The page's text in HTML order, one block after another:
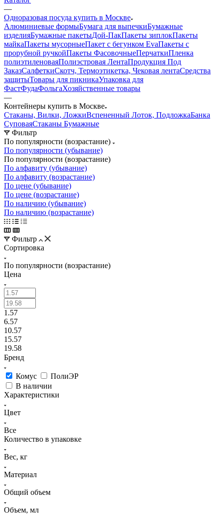
—
Одноразовая посуда купить в Москве
Алюминиевые формыБумага для выпечкиБумажные
изделияБумажные пакетыДой-ПакПакеты зиплокПакеты
майкаПакеты мусорныеПакет с бегунком EvaПакеты с
прорубной ручкойПакеты ФасовочныеПерчаткиПленка
полиэтиленоваяПолиэстровая ЛентаПродукция Под
ЗаказСалфеткиСкотч, Термоэтикетка, Чековая лентаСредства
защитыТовары для пикникаУпаковка для
ФастФудаФольгаХозяйственные товары
—
Контейнеры купить в Москве
Стаканы, Вилки, ЛожкиВспененный Лоток, ПодложкаБанка
СуповаяСтаканы Бумажные
Фильтр
По популярности (возрастание)
По популярности (убывание)
По популярности (возрастание)
По алфавиту (убывание)
По алфавиту (возрастание)
По цене (убывание)
По цене (возрастание)
По наличию (убывание)
По наличию (возрастание)
Фильтр
Сортировка
По популярности (возрастание)
Цена
1.57
6.57
10.57
15.57
19.58
Бренд
Комус
ПолиЭР
В наличии
Характеристики
Цвет
Все
Количество в упаковке
Вес, кг
Материал
Общий объем
Объем, мл